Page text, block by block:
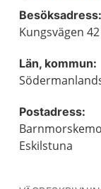
Besöksadress:
Kungsvägen 42
Län, kommun:
Postadress:
Eskilstuna